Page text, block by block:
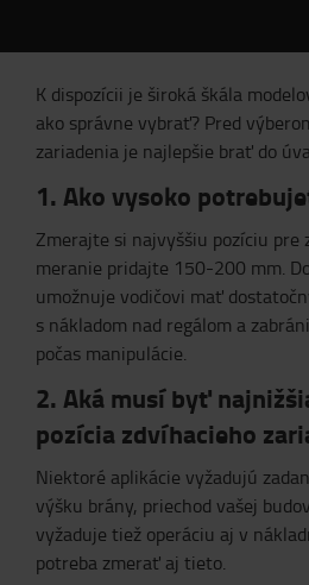
K dispozícii je široká škála
ako správne vybrať? Pred
zariadenia je najlepšie brať do
1. Ako vysoko
Zmerajte si najvyššiu pozíciu
meranie pridajte 150-200 mm.
umožnuje vodičovi mať
s nákladom nad regálom a
počas manipulácie.
2. Aká musí byť
pozícia zdvíhacieho
Niektoré aplikácie vyžadujú
výšku brány, priechod vašej
vyžaduje tiež operáciu aj v
potreba zmerať aj tieto.